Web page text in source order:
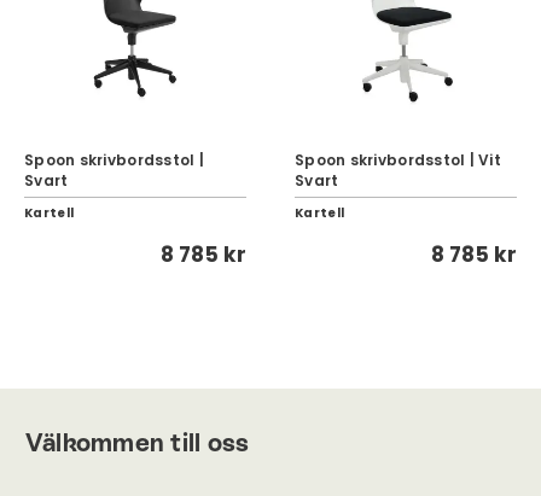
Spoon skrivbordsstol |
Svart
Kartell
8 785 kr
Spoon skrivbordsstol | Vit
Svart
Kartell
8 785 kr
Välkommen till oss